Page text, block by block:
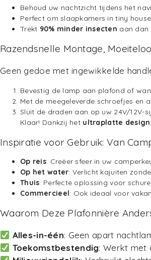
Behoud uw nachtzicht tijdens het
Perfect om slaapkamers in tiny
Trekt 90% minder insecten aan dan
Razendsnelle Montage,
Geen gedoe met ingewikkelde
Bevestig de lamp aan plafond of
Met de meegeleverde schroefjes en
Sluit de draden aan op uw 24V/12V-
Klaar! Dankzij het ultraplatte design
Inspiratie voor Gebruik: Van
Op reis: Creëer sfeer in uw
Op het water: Verlicht kajuiten
Thuis: Perfecte oplossing voor
Commercieel: Ook ideaal voor
Waarom Deze Plafonnière
Alles-in-één: Geen apart
Toekomstbestendig: Werkt met